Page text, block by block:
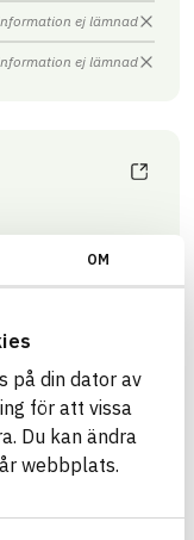
OM
på din dator av
för att vissa
Du kan ändra
webbplats.
ej lämnad
ej lämnad
AB
available
ej lämnad
ej lämnad